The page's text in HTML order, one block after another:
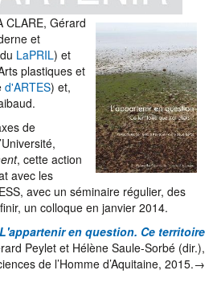
CLARE, Gérard
et
LaPRIL) et
plastiques et
d'ARTES) et,
de
, cette action
avec les
avec un séminaire régulier, des
un colloque en janvier 2014.
L'appartenir en question. Ce territoire
Peylet et Hélène Saule-Sorbé (dir.),
de l’Homme d’Aquitaine, 2015.→